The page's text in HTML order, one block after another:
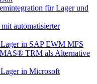
für Lager und
automatisierter
in SAP EWM MFS
TRM als Alternative
in Microsoft